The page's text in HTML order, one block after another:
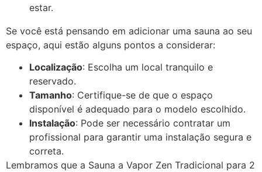
estar.
Se você está pensando em adicionar uma sauna ao seu
espaço, aqui estão alguns pontos a considerar:
Localização: Escolha um local tranquilo e
reservado.
Tamanho: Certifique-se de que o espaço
disponível é adequado para o modelo escolhido.
Instalação: Pode ser necessário contratar um
profissional para garantir uma instalação segura e
correta.
Lembramos que a Sauna a Vapor Zen Tradicional para 2